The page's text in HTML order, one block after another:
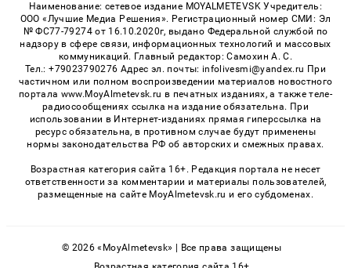
Наименование: сетевое издание MOYALMETEVSK Учредитель:
ООО «Лучшие Медиа Решения». Регистрационный номер СМИ: Эл
№ ФС77-79274 от 16.10.2020г, выдано Федеральной службой по
надзору в сфере связи, информационных технологий и массовых
коммуникаций. Главный редактор: Самохин А. С.
Тел.: +79023790276 Адрес эл. почты: infolivesmi@yandex.ru При
частичном или полном воспроизведении материалов новостного
портала www.MoyAlmetevsk.ru в печатных изданиях, а также теле-
радиосообщениях ссылка на издание обязательна. При
использовании в Интернет-изданиях прямая гиперссылка на
ресурс обязательна, в противном случае будут применены
нормы законодательства РФ об авторских и смежных правах.
Возрастная категория сайта 16+. Редакция портала не несет
ответственности за комментарии и материалы пользователей,
размещенные на сайте MoyAlmetevsk.ru и его субдоменах.
© 2026 «MoyAlmetevsk» | Все права защищены